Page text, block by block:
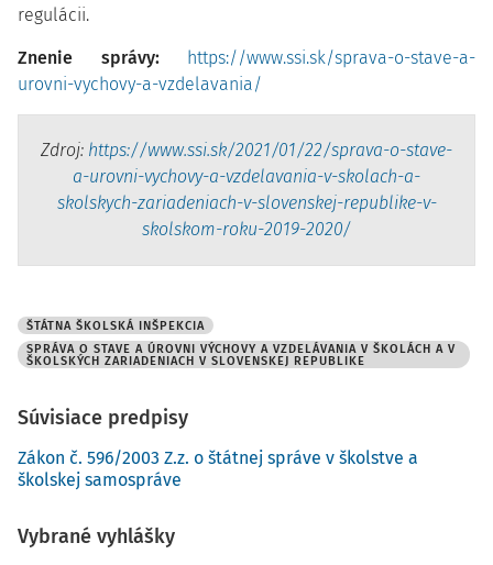
regulácii.
Znenie správy:
https://www.ssi.sk/sprava-o-stave-a-
urovni-vychovy-a-vzdelavania/
Zdroj: https://www.ssi.sk/2021/01/22/sprava-o-stave-
a-urovni-vychovy-a-vzdelavania-v-skolach-a-
skolskych-zariadeniach-v-slovenskej-republike-v-
skolskom-roku-2019-2020/
ŠTÁTNA ŠKOLSKÁ INŠPEKCIA
SPRÁVA O STAVE A ÚROVNI VÝCHOVY A VZDELÁVANIA V ŠKOLÁCH A V
ŠKOLSKÝCH ZARIADENIACH V SLOVENSKEJ REPUBLIKE
Súvisiace predpisy
Zákon č. 596/2003 Z.z. o štátnej správe v školstve a
školskej samospráve
Vybrané vyhlášky